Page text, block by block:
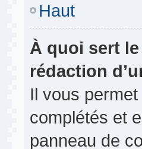
Haut
À quoi sert
rédaction
Il vous
complétés et
panneau de